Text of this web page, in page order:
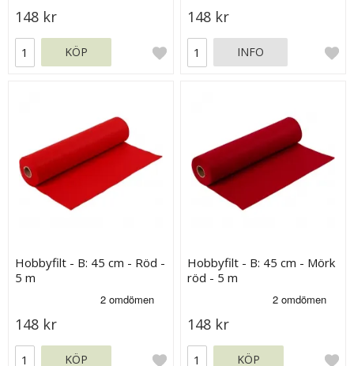
148 kr
KÖP
148 kr
INFO
Hobbyfilt - B: 45 cm - Röd -
5 m
148 kr
KÖP
Hobbyfilt - B: 45 cm - Mörk
röd - 5 m
148 kr
KÖP